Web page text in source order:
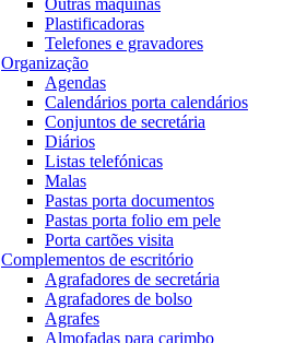
Outras máquinas
Plastificadoras
Telefones e gravadores
Organização
Agendas
Calendários porta calendários
Conjuntos de secretária
Diários
Listas telefónicas
Malas
Pastas porta documentos
Pastas porta folio em pele
Porta cartões visita
Complementos de escritório
Agrafadores de secretária
Agrafadores de bolso
Agrafes
Almofadas para carimbo